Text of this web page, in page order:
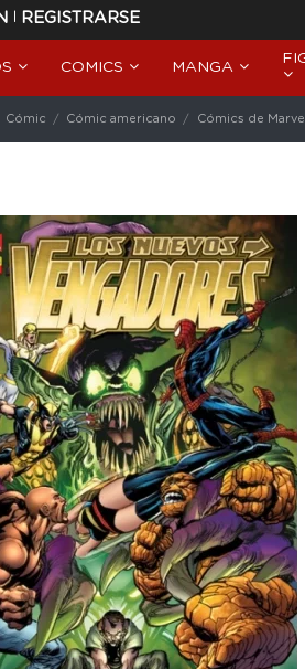
| REGISTRARSE
COMICS MANGA
Cómic Cómic americano Cómics de Marvel